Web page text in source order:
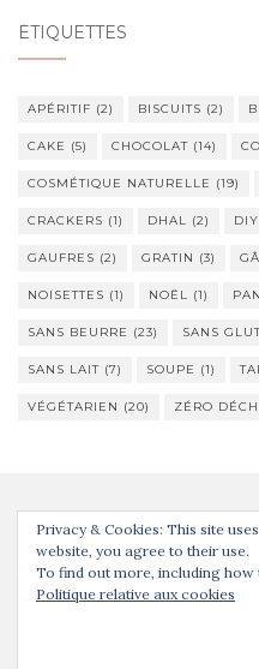
ÉTIQUETTES
APÉRITIF (2) BISCUITS (2)
CAKE (5) CHOCOLAT (14)
COSMÉTIQUE NATURELLE (19)
CRACKERS (1) DHAL (2) DIY
GAUFRES (2) GRATIN (3)
NOISETTES (1) NOËL (1)
SANS BEURRE (23) SANS
SANS LAIT (7) SOUPE (1)
VÉGÉTARIEN (20) ZÉRO
Privacy & Cookies: This site
website, you agree to their use.
To find out more, including
Politique relative aux cookies